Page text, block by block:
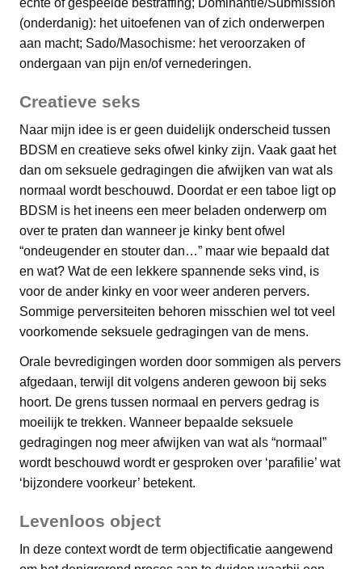
echte of gespeelde bestraffing; Dominantie/Submission
(onderdanig): het uitoefenen van of zich onderwerpen
aan macht; Sado/Masochisme: het veroorzaken of
ondergaan van pijn en/of vernederingen.
Creatieve seks
Naar mijn idee is er geen duidelijk onderscheid tussen
BDSM en creatieve seks ofwel kinky zijn. Vaak gaat het
dan om seksuele gedragingen die afwijken van wat als
normaal wordt beschouwd. Doordat er een taboe ligt op
BDSM is het ineens een meer beladen onderwerp om
over te praten dan wanneer je kinky bent ofwel
“ondeugender en stouter dan…” maar wie bepaald dat
en wat? Wat de een lekkere spannende seks vind, is
voor de ander kinky en voor weer anderen pervers.
Sommige perversiteiten behoren misschien wel tot veel
voorkomende seksuele gedragingen van de mens.
Orale bevredigingen worden door sommigen als pervers
afgedaan, terwijl dit volgens anderen gewoon bij seks
hoort. De grens tussen normaal en pervers gedrag is
moeilijk te trekken. Wanneer bepaalde seksuele
gedragingen nog meer afwijken van wat als “normaal”
wordt beschouwd wordt er gesproken over ‘parafilie’ wat
‘bijzondere voorkeur’ betekent.
Levenloos object
In deze context wordt de term objectificatie aangewend